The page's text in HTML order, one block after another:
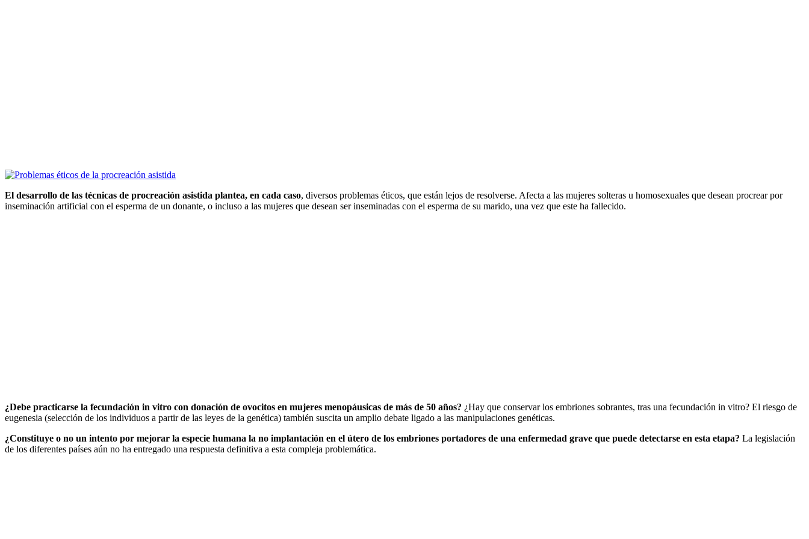
El desarrollo de las técnicas de procreación asistida plantea, en cada caso, diversos problemas éticos, que están lejos de resolverse. Afecta a las mujeres solteras u homosexuales que desean procrear por
inseminación artificial con el esperma de un donante, o incluso a las mujeres que desean ser inseminadas con el esperma de su marido, una vez que este ha fallecido.
¿Debe practicarse la fecundación in vitro con donación de ovocitos en mujeres menopáusicas de más de 50 años? ¿Hay que conservar los embriones sobrantes, tras una fecundación in vitro? El riesgo de
eugenesia (selección de los individuos a partir de las leyes de la genética) también suscita un amplio debate ligado a las manipulaciones genéticas.
¿Constituye o no un intento por mejorar la especie humana la no implantación en el útero de los embriones portadores de una enfermedad grave que puede detectarse en esta etapa? La legislación
de los diferentes países aún no ha entregado una respuesta definitiva a esta compleja problemática.